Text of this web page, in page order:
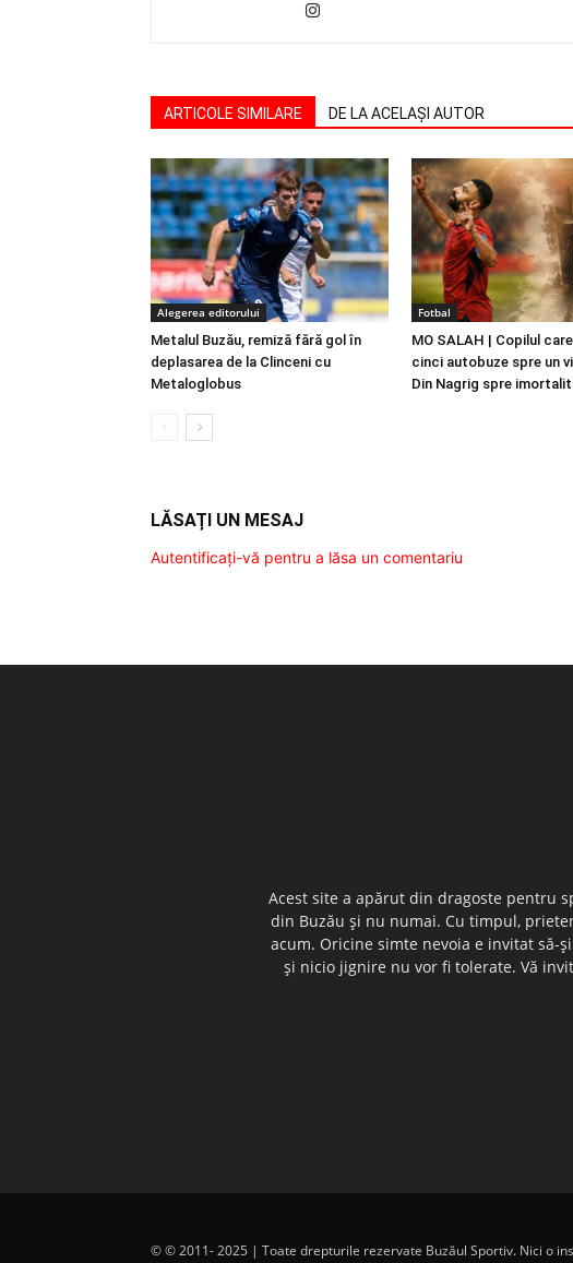
ARTICOLE SIMILARE DE LA ACELAȘI AUTOR
Alegerea editorului
Metalul Buzău, remiză fără gol în
deplasarea de la Clinceni cu
Metaloglobus
Fotbal
MO SALAH | Copilul
cinci autobuze spre un
Din Nagrig spre
LĂSAȚI UN MESAJ
Autentificați-vă pentru a lăsa un comentariu
Acest site a apărut din dragoste pentru
din Buzău şi nu numai. Cu timpul,
acum. Oricine simte nevoia e invitat să-
şi nicio jignire nu vor fi tolerate. Vă
© © 2011- 2025 | Toate drepturile rezervate Buzăul Sportiv. Nici o